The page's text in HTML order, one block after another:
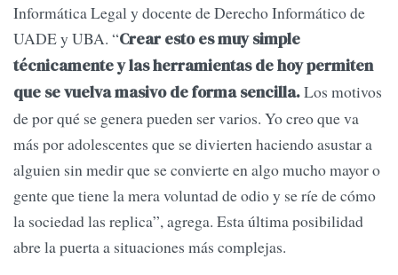
Informática Legal y docente de Derecho Informático de
UADE y UBA. “Crear esto es muy simple
técnicamente y las herramientas de hoy permiten
que se vuelva masivo de forma sencilla.Los motivos
de por qué se genera pueden ser varios. Yo creo que va
más por adolescentes que se divierten haciendo asustar a
alguien sin medir que se convierte en algo mucho mayor o
gente que tiene la mera voluntad de odio y se ríe de cómo
la sociedad las replica”, agrega. Esta última posibilidad
abre la puerta a situaciones más complejas.